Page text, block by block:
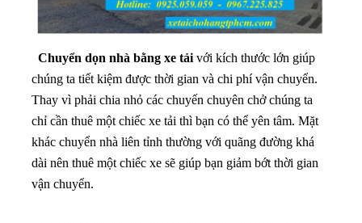
Chuyển dọn nhà bằng xe tải với kích thước lớn giúp
chúng ta tiết kiệm được thời gian và chi phí vận chuyển.
Thay vì phải chia nhỏ các chuyến chuyên chở chúng ta
chỉ cần thuê một chiếc xe tải thì bạn có thể yên tâm. Mặt
khác chuyển nhà liên tỉnh thường với quãng đường khá
dài nên thuê một chiếc xe sẽ giúp bạn giảm bớt thời gian
vận chuyển.